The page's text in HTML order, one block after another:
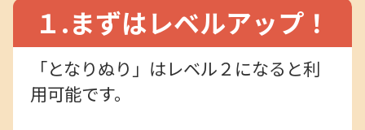
１.まずはレベルアップ！
「となりぬり」はレベル２になると利
用可能です。